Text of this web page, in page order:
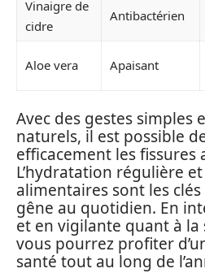
Vinaigre de
cidre
Antibactérien
Aloe vera Apaisant
Avec des gestes simples
naturels, il est possible
efficacement les fissures
L’hydratation régulière
alimentaires sont les
gêne au quotidien. En
et en vigilante quant à la
vous pourrez profiter
santé tout au long de